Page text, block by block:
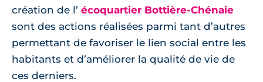
création de l’ écoquartier Bottière-Chénaie
sont des actions réalisées parmi tant d’autres
permettant de favoriser le lien social entre les
habitants et d’améliorer la qualité de vie de
ces derniers.